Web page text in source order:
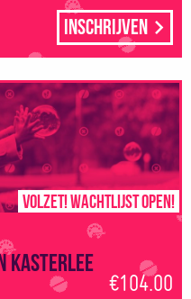
Inschrijven
Volzet! Wachtlijst open!
Kasterlee
€104.00